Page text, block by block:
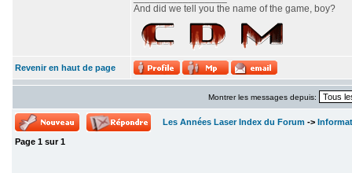
And did we tell you the name of the game, boy?
Revenir en haut de page
Montrer les messages depuis:
Les Années Laser Index du Forum ->
Page 1 sur1